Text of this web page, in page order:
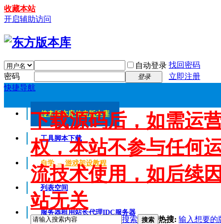
收藏本站
开启辅助访问
自动登录 找回密码
密码
登录
立即注册
快捷导航
传奇版本库传奇版本库
工具脚本下载
自学 → 游戏架设教程
列表空间
服务器租用站长代理IDC服务器
下载源码后，如需运
权，本站不参与任何
流技术使用，如后续
站无关
搜索 搜索 热搜: 输入想要的